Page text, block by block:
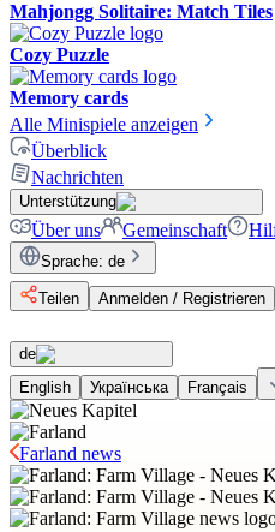
Mahjongg Solitaire: Match Tiles
Cozy Puzzle
Memory cards
Alle Minispiele anzeigen
Überblick
Nachrichten
Unterstützung
Über uns Gemeinschaft
Sprache: de
Teilen
Anmelden / Registrieren
de
English
Українська Français
Farland news